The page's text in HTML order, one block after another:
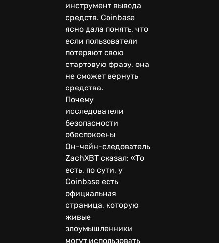
инструмент вывода
средств. Coinbase
ясно дала понять, что
если пользователи
потеряют свою
стартовую фразу, она
не сможет вернуть
средства.
Почему
исследователи
безопасности
обеспокоены
Он-чейн-следователь
ZachXBT сказал: «То
есть, по сути, у
Coinbase есть
официальная
страница, которую
живые
злоумышленники
могут использовать